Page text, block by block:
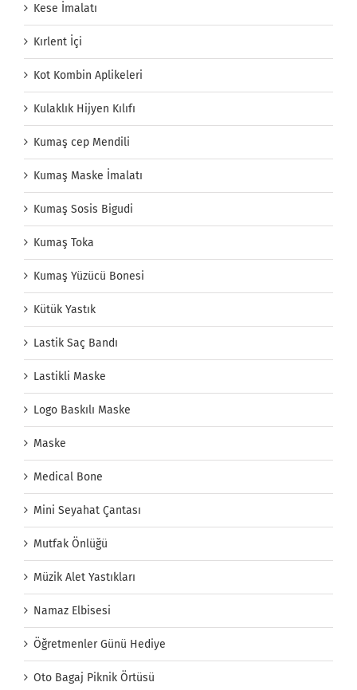
Kese İmalatı
Kırlent İçi
Kot Kombin Aplikeleri
Kulaklık Hijyen Kılıfı
Kumaş cep Mendili
Kumaş Maske İmalatı
Kumaş Sosis Bigudi
Kumaş Toka
Kumaş Yüzücü Bonesi
Kütük Yastık
Lastik Saç Bandı
Lastikli Maske
Logo Baskılı Maske
Maske
Medical Bone
Mini Seyahat Çantası
Mutfak Önlüğü
Müzik Alet Yastıkları
Namaz Elbisesi
Öğretmenler Günü Hediye
Oto Bagaj Piknik Örtüsü